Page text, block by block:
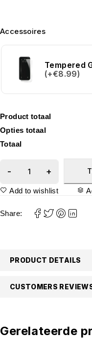
Accessoires
Tempered
(+€8.99)
Product totaal
Opties totaal
Totaal
Add to wishlist
Share:
PRODUCT DETAILS
CUSTOMERS
Gerelateerde